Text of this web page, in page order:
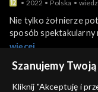
2022 Polska
Nie tylko żołnierze
sposób
zmienia kolor, aby
wyglądające jak
aby zmylić
więcej
Napisy: Polski
Szanujemy
Kliknij "Akceptuję i